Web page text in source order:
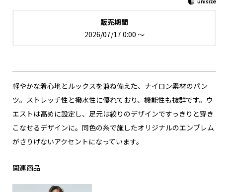
販売期間
2026/07/17 0:00 〜
軽やかな着心地とルックスを兼ね備えた、ナイロン素材のパン
ツ。ストレッチ性と撥水性に優れており、機能性も抜群です。ウ
エストは高めに設定し、足元は絞りのデザインですっきりと穿き
こなせるデザインに。同色の糸で施したオリジナルのエンブレム
がさりげないアクセントになっています。
関連商品